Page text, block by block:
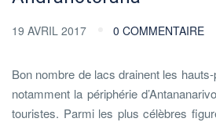
19 AVRIL 2017 0 COMMENTAIRE
Bon nombre de lacs drainent les
notamment la périphérie
touristes. Parmi les plus célèbres